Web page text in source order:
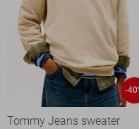
-
Tommy Jeans sweater